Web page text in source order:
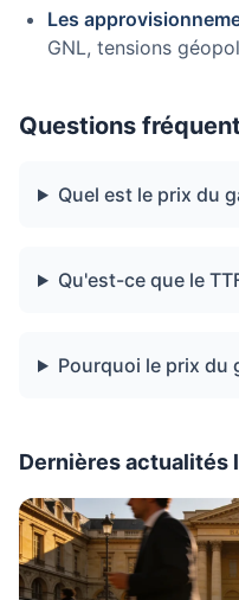
Les
GNL, tensions
Questions
Quel est le prix du
Qu'est-ce que le
Pourquoi le prix du
Dernières actualités